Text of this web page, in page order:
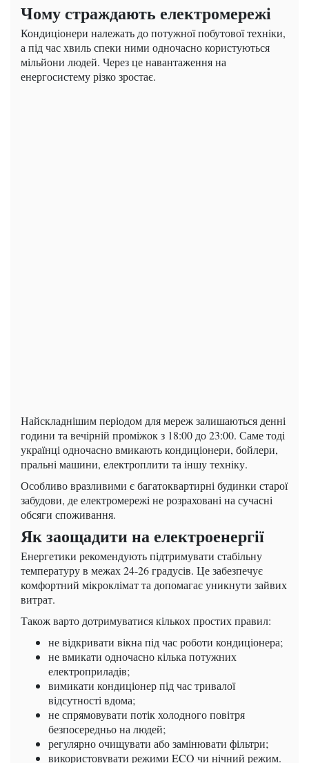
Чому страждають електромережі
Кондиціонери належать до потужної побутової техніки,
а під час хвиль спеки ними одночасно користуються
мільйони людей. Через це навантаження на
енергосистему різко зростає.
Найскладнішим періодом для мереж залишаються денні
години та вечірній проміжок з 18:00 до 23:00. Саме тоді
українці одночасно вмикають кондиціонери, бойлери,
пральні машини, електроплити та іншу техніку.
Особливо вразливими є багатоквартирні будинки старої
забудови, де електромережі не розраховані на сучасні
обсяги споживання.
Як заощадити на електроенергії
Енергетики рекомендують підтримувати стабільну
температуру в межах 24-26 градусів. Це забезпечує
комфортний мікроклімат та допомагає уникнути зайвих
витрат.
Також варто дотримуватися кількох простих правил:
не відкривати вікна під час роботи кондиціонера;
не вмикати одночасно кілька потужних
електроприладів;
вимикати кондиціонер під час тривалої
відсутності вдома;
не спрямовувати потік холодного повітря
безпосередньо на людей;
регулярно очищувати або замінювати фільтри;
використовувати режими ECO чи нічний режим.